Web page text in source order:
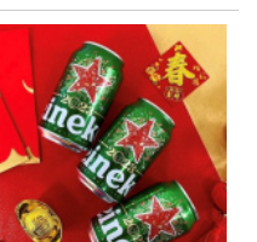
吃的藝術！The Seedin
個展覽》6月開始將餐飲結
新沉浸式飲食饗宴
悉的老字號台菜餐廳「義
到歌舞昇平的 30 年代，